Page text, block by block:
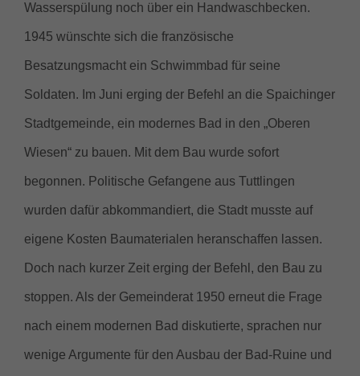
Wasserspülung noch über ein Handwaschbecken.
1945 wünschte sich die französische
Besatzungsmacht ein Schwimmbad für seine
Soldaten. Im Juni erging der Befehl an die Spaichinger
Stadtgemeinde, ein modernes Bad in den „Oberen
Wiesen“ zu bauen. Mit dem Bau wurde sofort
begonnen. Politische Gefangene aus Tuttlingen
wurden dafür abkommandiert, die Stadt musste auf
eigene Kosten Baumaterialen heranschaffen lassen.
Doch nach kurzer Zeit erging der Befehl, den Bau zu
stoppen. Als der Gemeinderat 1950 erneut die Frage
nach einem modernen Bad diskutierte, sprachen nur
wenige Argumente für den Ausbau der Bad-Ruine und